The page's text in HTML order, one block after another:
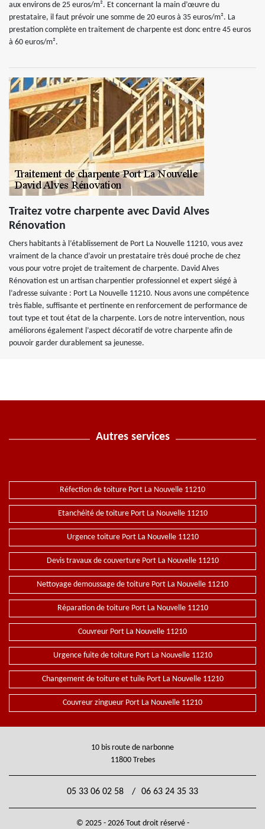
aux environs de 25 euros/m². Et concernant la main d’œuvre du
prestataire, il faut prévoir une somme de 20 euros à 35 euros/m². La
prestation complète en traitement de charpente est donc entre 45 euros
à 60 euros/m².
Traitez votre charpente avec David Alves
Rénovation
Chers habitants à l’établissement de Port La Nouvelle 11210, vous avez
vraiment de la chance d’avoir un prestataire très doué proche de chez
vous pour votre projet de traitement de charpente. David Alves
Rénovation est un artisan charpentier professionnel et expert siégé à
l’adresse suivante : Port La Nouvelle 11210. Nous avons une compétence
très fiable, suffisante et pertinente en renforcement de performance de
tout type et tout état de la charpente. Lors de notre intervention, nous
améliorons également l’aspect décoratif de votre charpente afin de
pouvoir garder durablement sa jeunesse.
Autres services
Réfection de toiture Port La Nouvelle 11210
Etanchéité de toiture Port La Nouvelle 11210
Urgence toiture Port La Nouvelle 11210
Devis travaux de couverture Port La Nouvelle 11210
Nettoyage demoussage de toiture Port La Nouvelle 11210
Réparation de toiture Port La Nouvelle 11210
Couvreur Port La Nouvelle 11210
Urgence fuite de toiture Port La Nouvelle 11210
Changement de toiture et tuile Port La Nouvelle 11210
Couvreur zingueur Port La Nouvelle 11210
10 bis route de narbonne
11800 Trebes
05 33 06 02 58 / 06 63 24 35 33
© 2025 - 2026 Tout droit réservé -